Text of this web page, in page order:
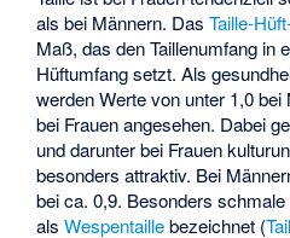
als bei Männern. DasTaille-
Maß, das den Taillenumfang in
Hüftumfang setzt. Als
werden Werte von unter 1,0 bei
bei Frauen angesehen. Dabei
und darunter bei Frauen
besonders attraktiv. Bei
bei ca. 0,9. Besonders
alsWespentaillebezeichnet (